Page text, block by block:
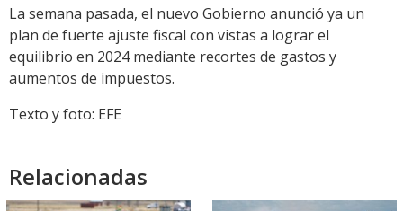
La semana pasada, el nuevo Gobierno anunció ya un
plan de fuerte ajuste fiscal con vistas a lograr el
equilibrio en 2024 mediante recortes de gastos y
aumentos de impuestos.
Texto y foto: EFE
Relacionadas